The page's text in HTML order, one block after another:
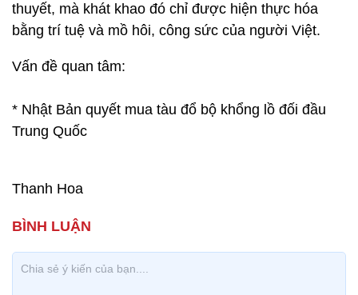
thuyết, mà khát khao đó chỉ được hiện thực hóa
bằng trí tuệ và mồ hôi, công sức của người Việt.
Vấn đề quan tâm:
* Nhật Bản quyết mua tàu đổ bộ khổng lồ đối đầu
Trung Quốc
Thanh Hoa